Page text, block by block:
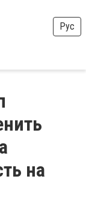
Рус
на